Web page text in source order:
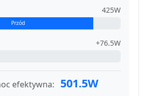
425W
Przód
+76.5W
efektywna: 501.5W